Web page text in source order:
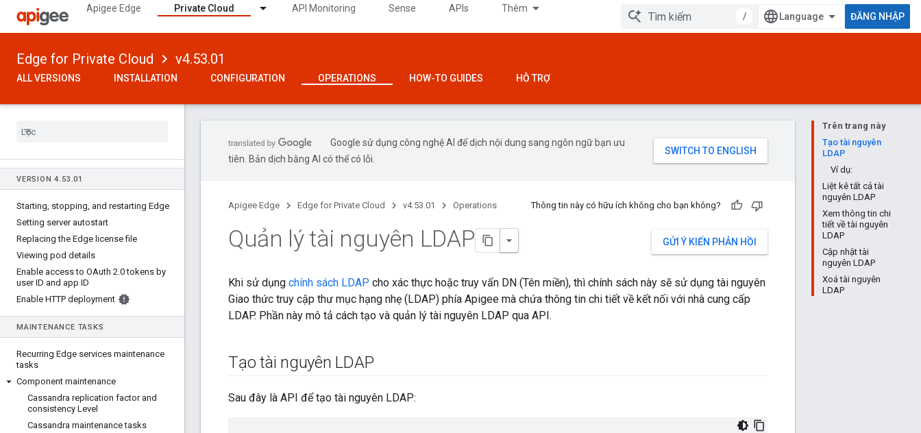
Apigee Edge Private Cloud API Monitoring Sense APIs Thêm
/ ĐĂNG NHẬP
Edge for Private Cloud v4.53.01
ALL VERSIONS INSTALLATION CONFIGURATION OPERATIONS HOW-TO GUIDES HỖ TRỢ
VERSION 4. 53 .01
Starting, stopping, and restarting Edge
Setting server autostart
Replacing the Edge license file
Viewing pod details
Enable access to OAuth 2.0 tokens by
user ID and app ID
Enable HTTP deployment
MAINTENANCE TASKS
Recurring Edge services maintenance
tasks
Component maintenance
Cassandra replication factor and
consistency Level
Cassandra maintenance tasks
Trên trang này
Tạo tài nguyên
LDAP
Ví dụ:
Liệt kê tất cả tài
nguyên LDAP
Xem thông tin chi
tiết về tài nguyên
LDAP
Cập nhật tài
nguyên LDAP
Xoá tài nguyên
LDAP
Google sử dụng công nghệ AI để dịch nội dung sang ngôn ngữ bạn ưu
tiên. Bản dịch bằng AI có thể có lỗi.
Apigee Edge Edge for Private Cloud v4.53.01 Operations Thông tin này có hữu ích không cho bạn không?
GỬI Ý KIẾN PHẢN HỒI
Quản lý tài nguyên LDAP
Khi sử dụng chính sách LDAP cho xác thực hoặc truy vấn DN (Tên miền), thì chính sách này sẽ sử dụng tài nguyên
Giao thức truy cập thư mục hạng nhẹ (LDAP) phía Apigee mà chứa thông tin chi tiết về kết nối với nhà cung cấp
LDAP. Phần này mô tả cách tạo và quản lý tài nguyên LDAP qua API.
Tạo tài nguyên LDAP
Sau đây là API để tạo tài nguyên LDAP: